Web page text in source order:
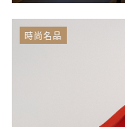
時尚名品